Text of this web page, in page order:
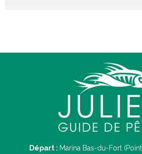
Départ : Marina Bas-du-Fort